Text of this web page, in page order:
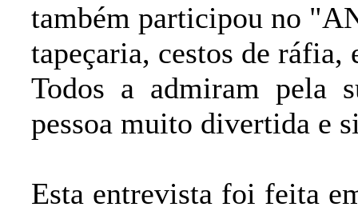
também participou no
tapeçaria, cestos de ráfia,
Todos a admiram pela
pessoa muito divertida e
Esta entrevista foi feita